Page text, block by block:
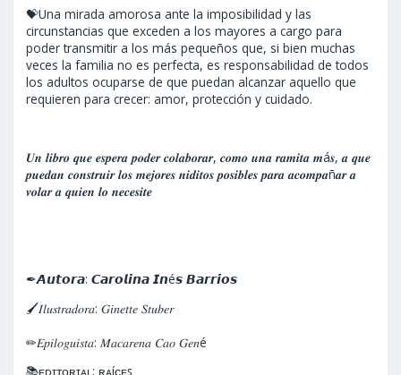
💝Una mirada amorosa ante la imposibilidad y las
circunstancias que exceden a los mayores a cargo para
poder transmitir a los más pequeños que, si bien muchas
veces la familia no es perfecta, es responsabilidad de todos
los adultos ocuparse de que puedan alcanzar aquello que
requieren para crecer: amor, protección y cuidado.
𝑼𝒏 𝒍𝒊𝒃𝒓𝒐 𝒒𝒖𝒆 𝒆𝒔𝒑𝒆𝒓𝒂 𝒑𝒐𝒅𝒆𝒓 𝒄𝒐𝒍𝒂𝒃𝒐𝒓𝒂𝒓, 𝒄𝒐𝒎𝒐 𝒖𝒏𝒂 𝒓𝒂𝒎𝒊𝒕𝒂 𝒎á𝒔, 𝒂 𝒒𝒖𝒆
𝒑𝒖𝒆𝒅𝒂𝒏 𝒄𝒐𝒏𝒔𝒕𝒓𝒖𝒊𝒓 𝒍𝒐𝒔 𝒎𝒆𝒋𝒐𝒓𝒆𝒔 𝒏𝒊𝒅𝒊𝒕𝒐𝒔 𝒑𝒐𝒔𝒊𝒃𝒍𝒆𝒔 𝒑𝒂𝒓𝒂 𝒂𝒄𝒐𝒎𝒑𝒂ñ𝒂𝒓 𝒂
𝒗𝒐𝒍𝒂𝒓 𝒂 𝒒𝒖𝒊𝒆𝒏 𝒍𝒐 𝒏𝒆𝒄𝒆𝒔𝒊𝒕𝒆
✒𝘼𝙪𝙩𝙤𝙧𝙖: 𝘾𝙖𝙧𝙤𝙡𝙞𝙣𝙖 𝙄𝙣é𝙨 𝘽𝙖𝙧𝙧𝙞𝙤𝙨
🖌𝐼𝑙𝑢𝑠𝑡𝑟𝑎𝑑𝑜𝑟𝑎: 𝐺𝑖𝑛𝑒𝑡𝑡𝑒 𝑆𝑡𝑢𝑏𝑒𝑟
✏𝐸𝑝𝑖𝑙𝑜𝑔𝑢𝑖𝑠𝑡𝑎: 𝑀𝑎𝑐𝑎𝑟𝑒𝑛𝑎 𝐶𝑎𝑜 𝐺𝑒𝑛é
📚ᴇᴅɪᴛᴏʀɪᴀʟ: ʀᴀíᴄᴇꜱ